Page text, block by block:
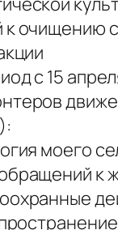
очищению
с 15
моего
к